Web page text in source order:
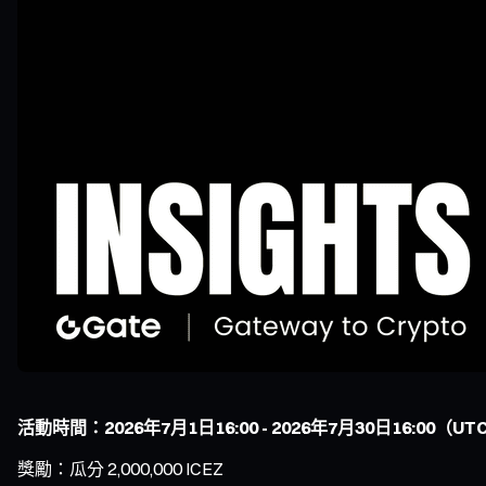
活動時間：2026年7月1日16:00 - 2026年7月30日16:00（
獎勵：瓜分 2,000,000 ICEZ